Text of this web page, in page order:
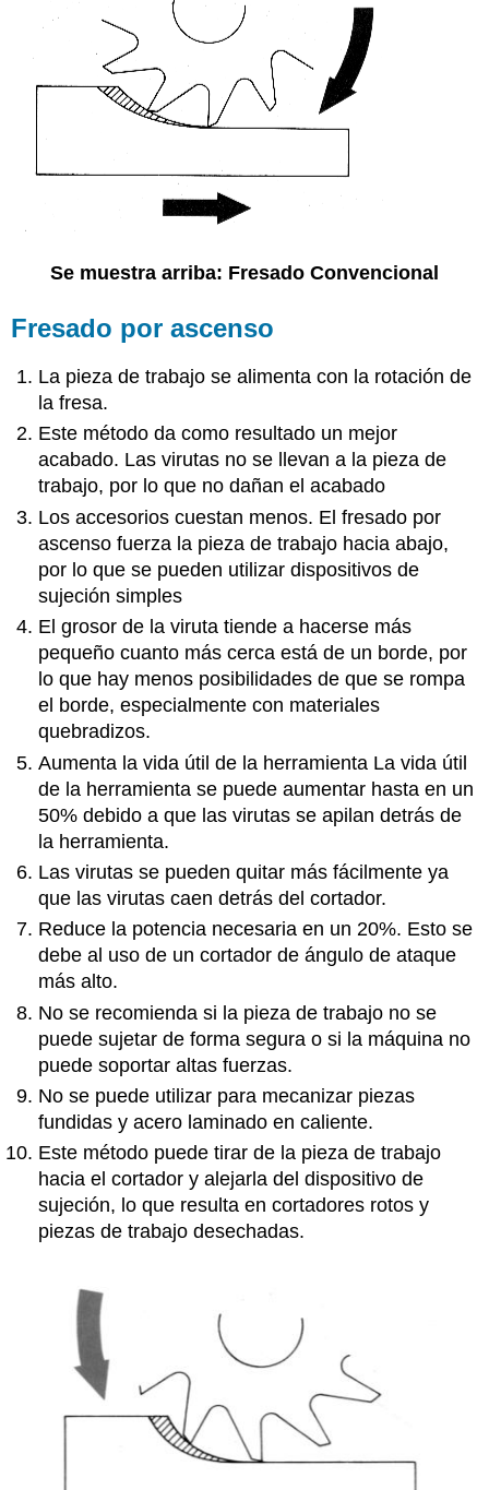
Se muestra arriba: Fresado Convencional
Fresado por ascenso
La pieza de trabajo se alimenta con la rotación de
la fresa.
Este método da como resultado un mejor
acabado. Las virutas no se llevan a la pieza de
trabajo, por lo que no dañan el acabado
Los accesorios cuestan menos. El fresado por
ascenso fuerza la pieza de trabajo hacia abajo,
por lo que se pueden utilizar dispositivos de
sujeción simples
El grosor de la viruta tiende a hacerse más
pequeño cuanto más cerca está de un borde, por
lo que hay menos posibilidades de que se rompa
el borde, especialmente con materiales
quebradizos.
Aumenta la vida útil de la herramienta La vida útil
de la herramienta se puede aumentar hasta en un
50% debido a que las virutas se apilan detrás de
la herramienta.
Las virutas se pueden quitar más fácilmente ya
que las virutas caen detrás del cortador.
Reduce la potencia necesaria en un 20%. Esto se
debe al uso de un cortador de ángulo de ataque
más alto.
No se recomienda si la pieza de trabajo no se
puede sujetar de forma segura o si la máquina no
puede soportar altas fuerzas.
No se puede utilizar para mecanizar piezas
fundidas y acero laminado en caliente.
Este método puede tirar de la pieza de trabajo
hacia el cortador y alejarla del dispositivo de
sujeción, lo que resulta en cortadores rotos y
piezas de trabajo desechadas.